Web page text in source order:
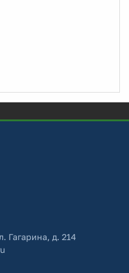
Гагарина, д. 214